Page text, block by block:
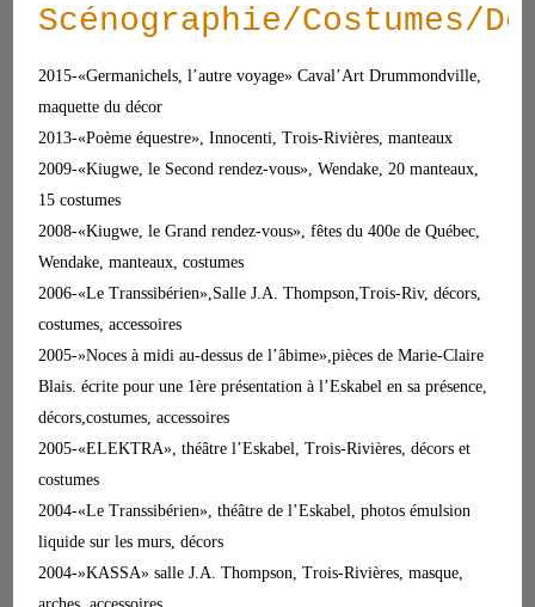
Scénographie/Costumes/
2015-«Germanichels, l’autre voyage» Caval’Art Drummondville,
maquette du décor
2013-«Poème équestre», Innocenti, Trois-Rivières, manteaux
2009-«Kiugwe, le Second rendez-vous», Wendake, 20 manteaux,
15 costumes
2008-«Kiugwe, le Grand rendez-vous», fêtes du 400e de Québec,
Wendake, manteaux, costumes
2006-«Le Transsibérien»,Salle J.A. Thompson,Trois-Riv, décors,
costumes, accessoires
2005-»Noces à midi au-dessus de l’âbime»,pièces de Marie-Claire
Blais. écrite pour une 1ère présentation à l’Eskabel en sa présence,
décors,costumes, accessoires
2005-«ELEKTRA», théâtre l’Eskabel, Trois-Rivières, décors et
costumes
2004-«Le Transsibérien», théâtre de l’Eskabel, photos émulsion
liquide sur les murs, décors
2004-»KASSA» salle J.A. Thompson, Trois-Rivières, masque,